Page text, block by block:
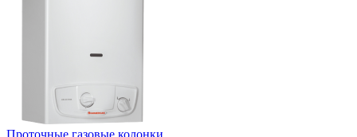
Проточные газовые колонки